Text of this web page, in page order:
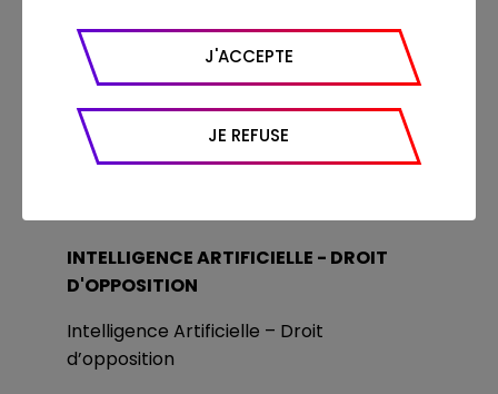
d'augmentations individuelles : 35/35
Indicateur retour de congés
Indicateur hautes rémunérations :
INTELLIGENCE ARTIFICIELLE - DROIT
D'OPPOSITION
Intelligence Artificielle – Droit
d’opposition
Google Analytics pour générer des rapports
sur le trafic (nombre de visites, temps passé
sur le site, nombre de pages vues en moyenne,
appareil et navigateur utilisé, emplacement
géographique), l’origine du trafic et la
J'ACCEPTE
JE REFUSE